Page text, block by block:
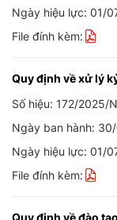
Ngày hiệu lực: 01/
File đính kèm:
Quy định về xử lý
Số hiệu: 172/2025/
Ngày ban hành:
Ngày hiệu lực: 01/
File đính kèm:
Quy định về đào